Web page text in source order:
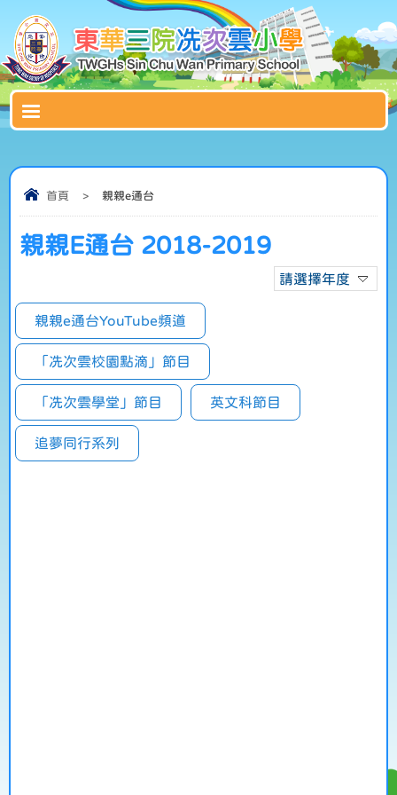
首頁 > 親親e通台
親親E通台 2018-2019
請選擇年度
親親e通台YouTube頻道
「冼次雲校園點滴」節目
「冼次雲學堂」節目 英文科節目
追夢同行系列